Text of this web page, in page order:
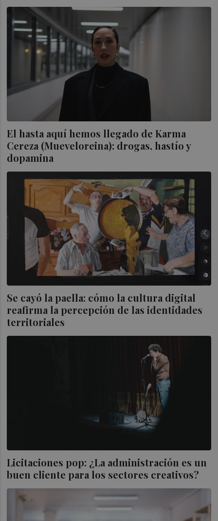
El hasta aquí hemos llegado de Karma
Cereza (Mueveloreina): drogas, hastío y
dopamina
Se cayó la paella: cómo la cultura digital
reafirma la percepción de las identidades
territoriales
Licitaciones pop: ¿La administración es un
buen cliente para los sectores creativos?